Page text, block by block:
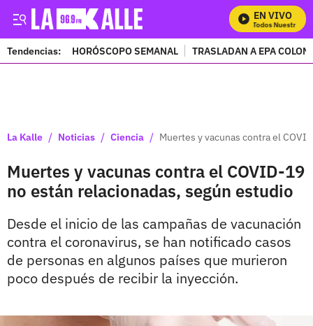
EN VIVO
Mira Todos Nuestros
Tendencias: HORÓSCOPO SEMANAL TRASLADAN A EPA
La Kalle / Noticias / Ciencia / Muertes y vacunas contra el
Muertes y vacunas contra el COVID-19
no están relacionadas, según estudio
Desde el inicio de las campañas de vacunación
contra el coronavirus, se han notificado casos
de personas en algunos países que murieron
poco después de recibir la inyección.